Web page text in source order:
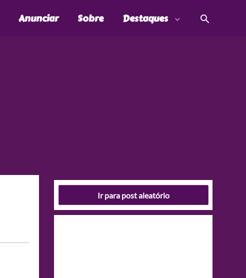
Anunciar Sobre Destaques
Ir para post aleatório